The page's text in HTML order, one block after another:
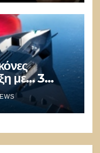
με… 3
τους